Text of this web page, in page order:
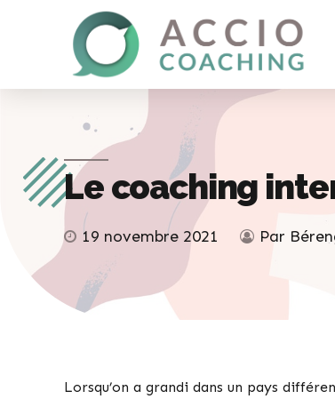
Le coaching
19 novembre 2021 Par
Lorsqu’on a grandi dans un pays